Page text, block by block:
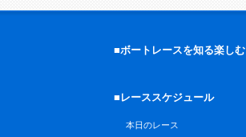
■ボートレースを知る楽しむ
■レーススケジュール
本日のレース